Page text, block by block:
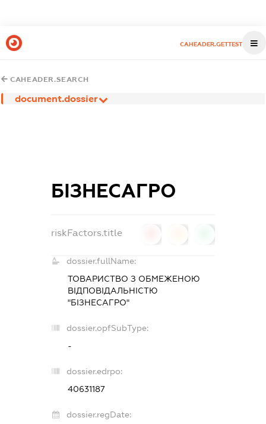
CAHEADER.GETTEST
CAHEADER.SEARCH
document.dossier
БІЗНЕСАГРО
riskFactors.title
dossier.fullName:
ТОВАРИСТВО З ОБМЕЖЕНОЮ
ВІДПОВІДАЛЬНІСТЮ
"БІЗНЕСАГРО"
dossier.opfSubType:
-
dossier.edrpo:
40631187
dossier.regDate: